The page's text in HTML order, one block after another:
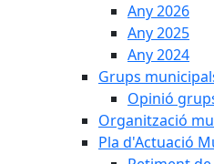
Any 2026
Any 2025
Any 2024
Grups
Opinió
Organització
Pla d'Actuació